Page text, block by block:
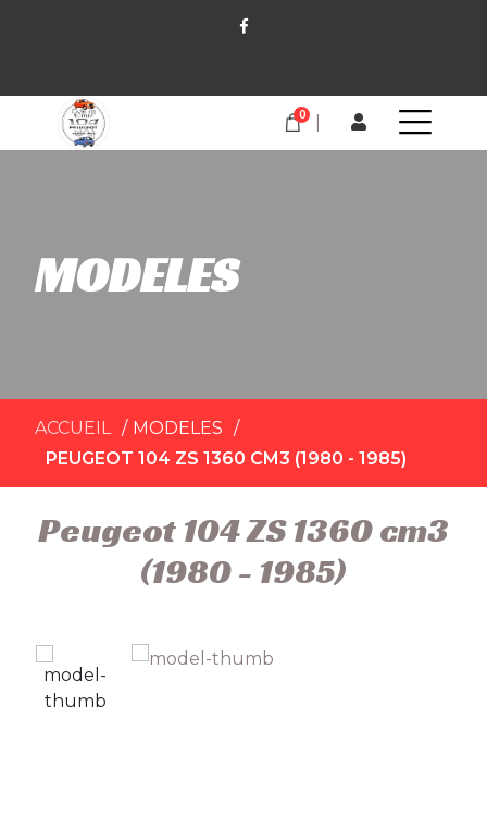
0
MODELES
ACCUEIL
MODELES
PEUGEOT 104 ZS 1360 CM3 (1980 - 1985)
Peugeot 104 ZS 1360 cm3
(1980 - 1985)